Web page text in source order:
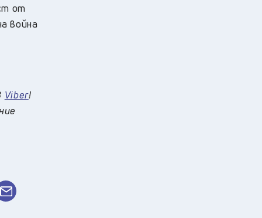
от
война
Viber!